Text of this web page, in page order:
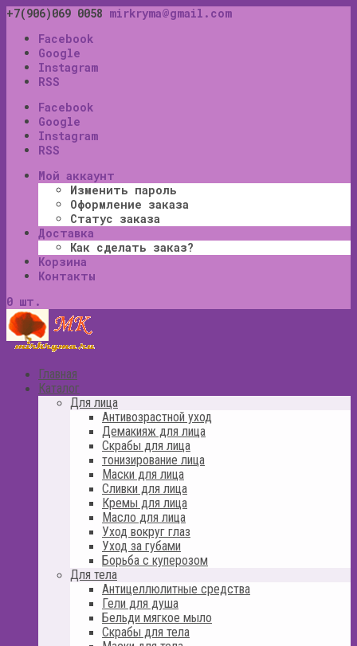
+7(906)069 0058 mirkryma@gmail.com
Facebook
Google
Instagram
RSS
Facebook
Google
Instagram
RSS
Мой аккаунт
Изменить пароль
Оформление заказа
Статус заказа
Доставка
Как сделать заказ?
Корзина
Контакты
0 шт.
Главная
Каталог
Для лица
Антивозрастной уход
Демакияж для лица
Скрабы для лица
тонизирование лица
Маски для лица
Сливки для лица
Кремы для лица
Масло для лица
Уход вокруг глаз
Уход за губами
Борьба с куперозом
Для тела
Антицеллюлитные средства
Гели для душа
Бельди мягкое мыло
Скрабы для тела